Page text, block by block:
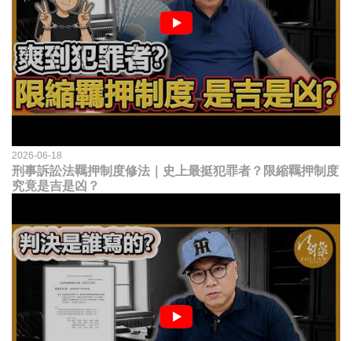
2026-06-18
刑事訴訟法羈押制度修法｜史上最挺犯罪者？限縮羈押制度
究竟是吉是凶？